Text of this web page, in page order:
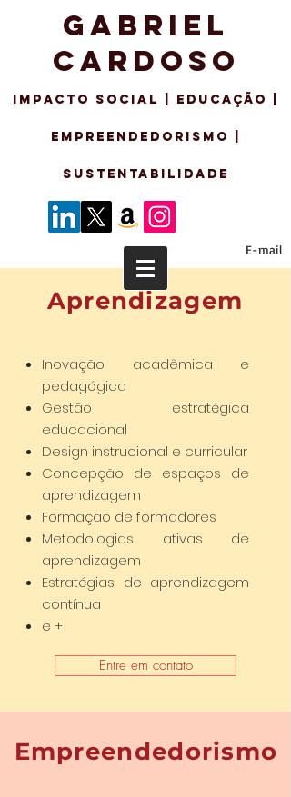
GABRIEL
CARDOSO
IMPACTO SO CIAL | EDUCAÇÃO |
EMPREENDEDORISMo |
sustentabilidade
E-mail
Aprendizagem
Inovação acadêmica e
pedagógica
Gestão estratégica
educacional
Design instrucional e curricular
Concepção de espaços de
aprendizagem
Formação de formadores
Metodologias ativas de
aprendizagem
Estratégias de aprendizagem
contínua
e +
Entre em contato
Empreendedorismo